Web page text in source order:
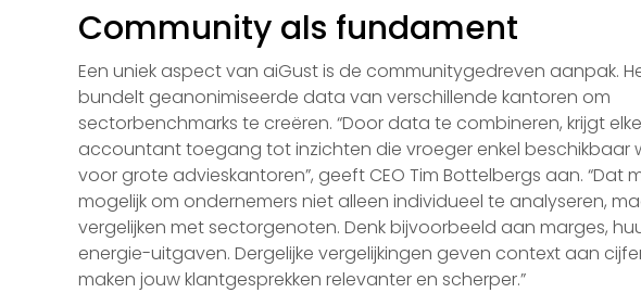
Community als fundament
Een uniek aspect van aiGust is de communitygedreven aanpak.
bundelt geanonimiseerde data van verschillende kantoren om
sectorbenchmarks te creëren. “Door data te combineren, krijgt elke
accountant toegang tot inzichten die vroeger enkel beschikbaar
voor grote advieskantoren”, geeft CEO Tim Bottelbergs aan. “Dat
mogelijk om ondernemers niet alleen individueel te analyseren,
vergelijken met sectorgenoten. Denk bijvoorbeeld aan marges,
energie-uitgaven. Dergelijke vergelijkingen geven context aan
maken jouw klantgesprekken relevanter en scherper.”